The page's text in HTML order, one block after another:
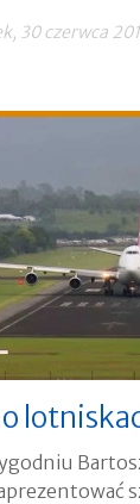
30 czerwca
o
Bartosz